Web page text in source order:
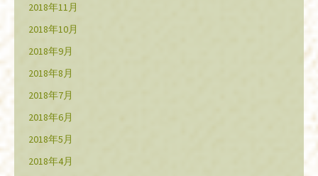
2018年11月
2018年10月
2018年9月
2018年8月
2018年7月
2018年6月
2018年5月
2018年4月